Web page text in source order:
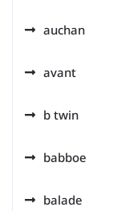
auchan
avant
b twin
babboe
balade